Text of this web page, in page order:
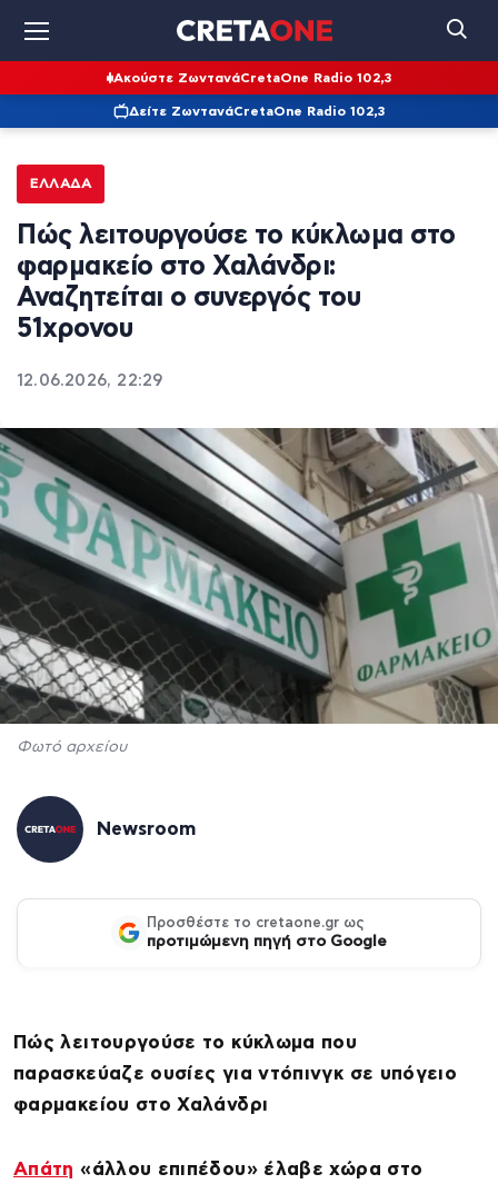
Ακούστε ΖωντανάCretaOne Radio 102,3
Δείτε ΖωντανάCretaOne Radio 102,3
ΕΛΛΆΔΑ
Πώς λειτουργούσε το κύκλωμα στο
φαρμακείο στο Χαλάνδρι:
Αναζητείται ο συνεργός του
51χρονου
12.06.2026, 22:29
Φωτό αρχείου
Newsroom
Προσθέστε το cretaone.gr ως
προτιμώμενη πηγή στο Google
Πώς λειτουργούσε το κύκλωμα που
παρασκεύαζε ουσίες για ντόπινγκ σε υπόγειο
φαρμακείου στο Χαλάνδρι
Απάτη «άλλου επιπέδου» έλαβε χώρα στο